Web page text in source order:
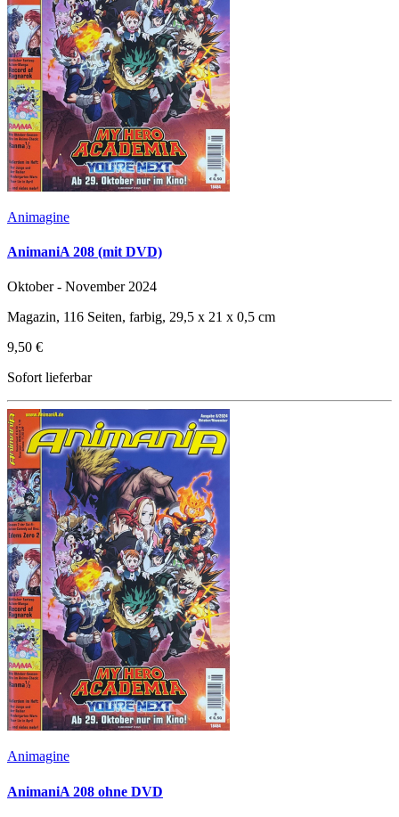
Animagine
AnimaniA 208 (mit DVD)
Oktober - November 2024
Magazin, 116 Seiten, farbig, 29,5 x 21 x 0,5 cm
9,50 €
Sofort lieferbar
Animagine
AnimaniA 208 ohne DVD